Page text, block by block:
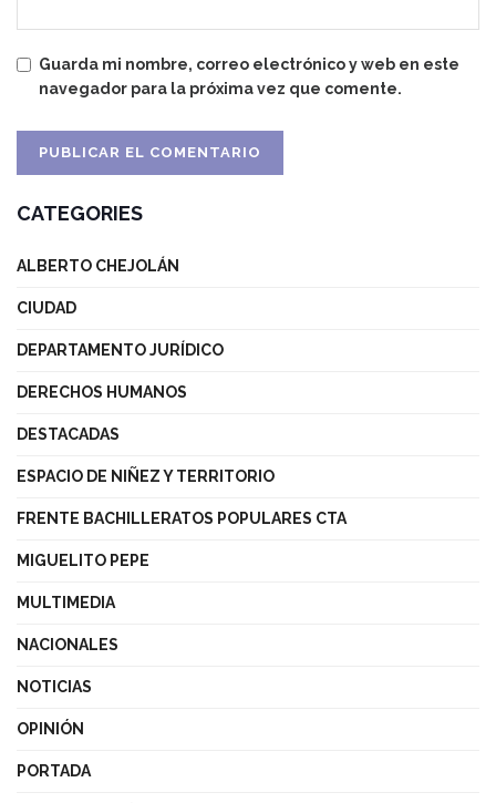
Guarda mi nombre, correo electrónico y web en este
navegador para la próxima vez que comente.
CATEGORIES
ALBERTO CHEJOLÁN
CIUDAD
DEPARTAMENTO JURÍDICO
DERECHOS HUMANOS
DESTACADAS
ESPACIO DE NIÑEZ Y TERRITORIO
FRENTE BACHILLERATOS POPULARES CTA
MIGUELITO PEPE
MULTIMEDIA
NACIONALES
NOTICIAS
OPINIÓN
PORTADA